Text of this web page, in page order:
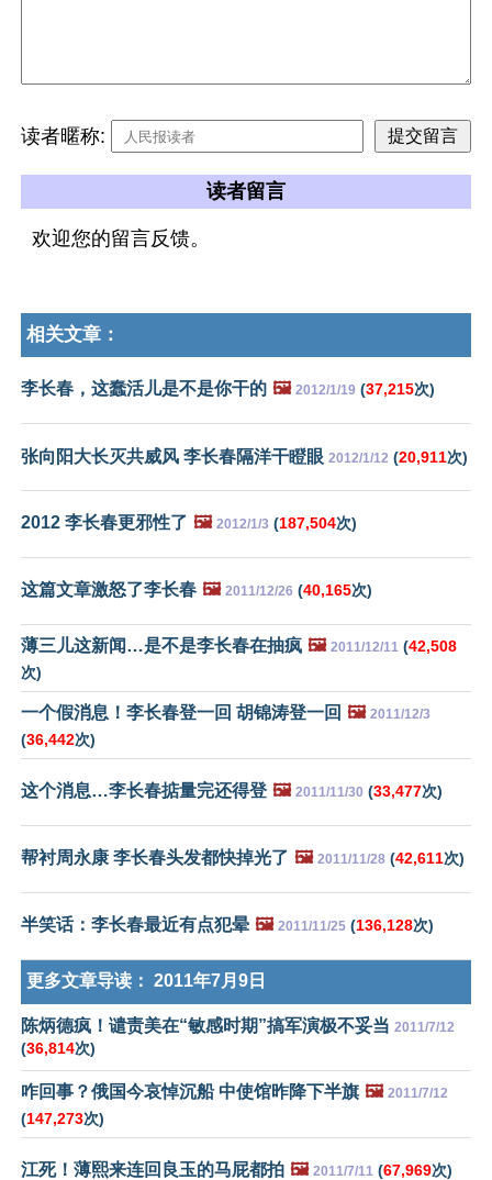
读者暱称:
读者留言
欢迎您的留言反馈。
相关文章：
李长春，这蠢活儿是不是你干的 🖼️ 2012/1/19 (37,215次)
张向阳大长灭共威风 李长春隔洋干瞪眼 2012/1/12 (20,911次)
2012 李长春更邪性了 🖼️ 2012/1/3 (187,504次)
这篇文章激怒了李长春 🖼️ 2011/12/26 (40,165次)
薄三儿这新闻…是不是李长春在抽疯 🖼️ 2011/12/11 (42,508
次)
一个假消息！李长春登一回 胡锦涛登一回 🖼️ 2011/12/3
(36,442次)
这个消息…李长春掂量完还得登 🖼️ 2011/11/30 (33,477次)
帮衬周永康 李长春头发都快掉光了 🖼️ 2011/11/28 (42,611次)
半笑话：李长春最近有点犯晕 🖼️ 2011/11/25 (136,128次)
更多文章导读： 2011年7月9日
陈炳德疯！谴责美在“敏感时期”搞军演极不妥当 2011/7/12
(36,814次)
咋回事？俄国今哀悼沉船 中使馆昨降下半旗 🖼️ 2011/7/12
(147,273次)
江死！薄熙来连回良玉的马屁都拍 🖼️ 2011/7/11 (67,969次)